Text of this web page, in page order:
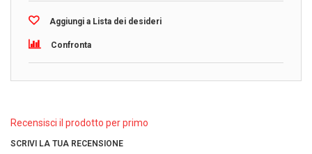
Aggiungi a Lista dei desideri
Confronta
Recensisci il prodotto per primo
SCRIVI LA TUA RECENSIONE